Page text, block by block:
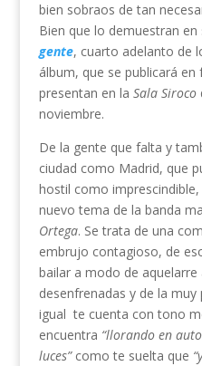
bien sobraos de tan
Bien que lo demuestran
gente, cuarto adelanto de
álbum, que se publicará
presentan en la Sala Siroco
noviembre.
De la gente que falta y
ciudad como Madrid, que
hostil como
nuevo tema de la banda
Ortega. Se trata de una
embrujo contagioso, de
bailar a modo de
desenfrenadas y de la
igual te cuenta con tono
encuentra “llorando en
luces” como te suelta que